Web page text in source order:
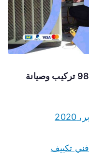
فني تكييف هندي الدعية 98548488 تركيب وصيانة
فني تكييف